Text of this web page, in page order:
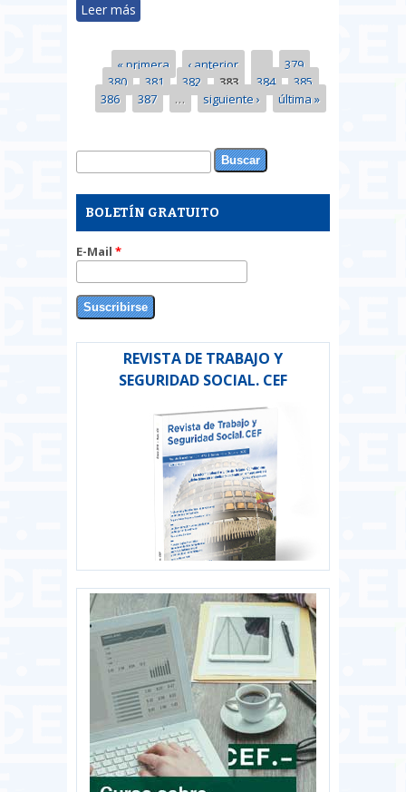
Leer más
trabajo. ¿Despido procedente o
improcedente?. Análisis de ambas
posturas
Páginas
« primera ‹ anterior
379
380
381 382 383 384
385
386
387 … siguiente › última »
Formulario de búsqueda
Buscar
BOLETÍN GRATUITO
E-Mail *
REVISTA DE TRABAJO Y
SEGURIDAD SOCIAL. CEF